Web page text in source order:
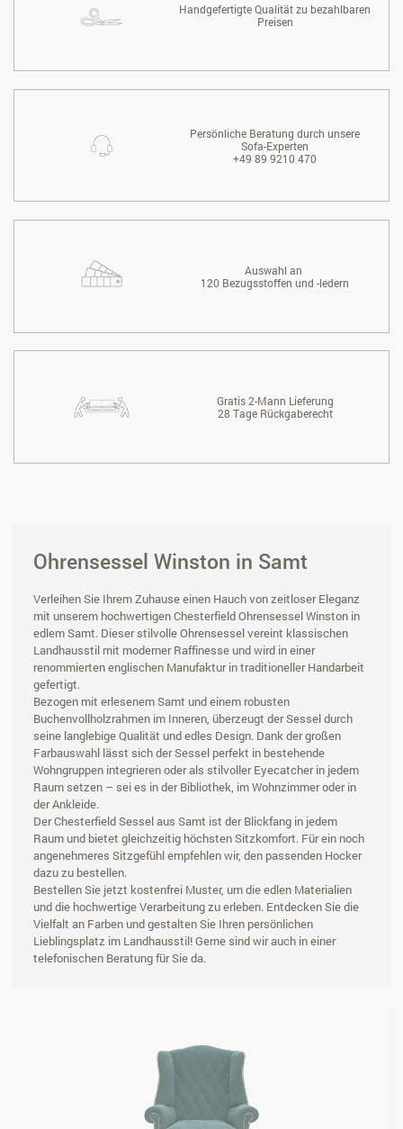
Handgefertigte Qualität zu bezahlbaren
Preisen
Persönliche Beratung durch unsere
Sofa-Experten
+49 89 9210 470
Auswahl an
120 Bezugsstoffen und -ledern
Gratis 2-Mann Lieferung
28 Tage Rückgaberecht
Ohrensessel Winston in Samt
Verleihen Sie Ihrem Zuhause einen Hauch von zeitloser Eleganz
mit unserem hochwertigen Chesterfield Ohrensessel Winston in
edlem Samt. Dieser stilvolle Ohrensessel vereint klassischen
Landhausstil mit moderner Raffinesse und wird in einer
renommierten englischen Manufaktur in traditioneller Handarbeit
gefertigt.
Bezogen mit erlesenem Samt und einem robusten
Buchenvollholzrahmen im Inneren, überzeugt der Sessel durch
seine langlebige Qualität und edles Design. Dank der großen
Farbauswahl lässt sich der Sessel perfekt in bestehende
Wohngruppen integrieren oder als stilvoller Eyecatcher in jedem
Raum setzen – sei es in der Bibliothek, im Wohnzimmer oder in
der Ankleide.
Der Chesterfield Sessel aus Samt ist der Blickfang in jedem
Raum und bietet gleichzeitig höchsten Sitzkomfort. Für ein noch
angenehmeres Sitzgefühl empfehlen wir, den passenden Hocker
dazu zu bestellen.
Bestellen Sie jetzt kostenfrei Muster, um die edlen Materialien
und die hochwertige Verarbeitung zu erleben. Entdecken Sie die
Vielfalt an Farben und gestalten Sie Ihren persönlichen
Lieblingsplatz im Landhausstil! Gerne sind wir auch in einer
telefonischen Beratung für Sie da.